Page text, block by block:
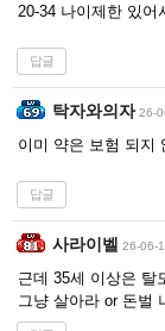
20-34 나이제한 있어
답글
탁자와의자 26-
이미 약은 보험 되지
답글
사라이벨 26-06-
근데 35세 이상은 탈
그냥 살아라 or 돈벌